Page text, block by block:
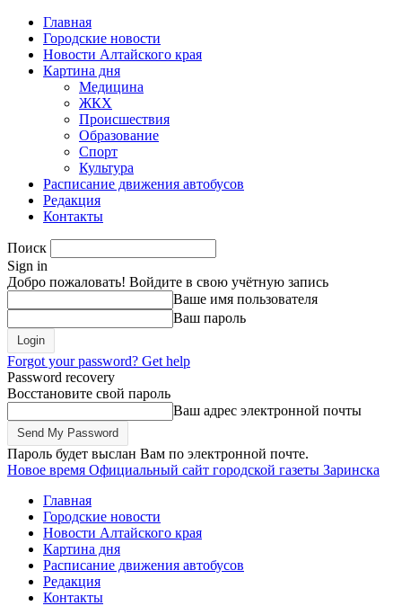
Главная
Городские новости
Новости Алтайского края
Картина дня
Медицина
ЖКХ
Происшествия
Образование
Спорт
Культура
Расписание движения автобусов
Редакция
Контакты
Поиск
Sign in
Добро пожаловать! Войдите в свою учётную запись
Ваше имя пользователя
Ваш пароль
Forgot your password? Get help
Password recovery
Восстановите свой пароль
Ваш адрес электронной почты
Пароль будет выслан Вам по электронной почте.
Новое время Официальный сайт городской газеты Заринска
Главная
Городские новости
Новости Алтайского края
Картина дня
Расписание движения автобусов
Редакция
Контакты